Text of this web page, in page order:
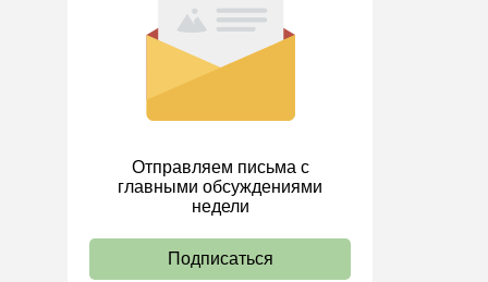
Отправляем письма с
главными обсуждениями
недели
Подписаться